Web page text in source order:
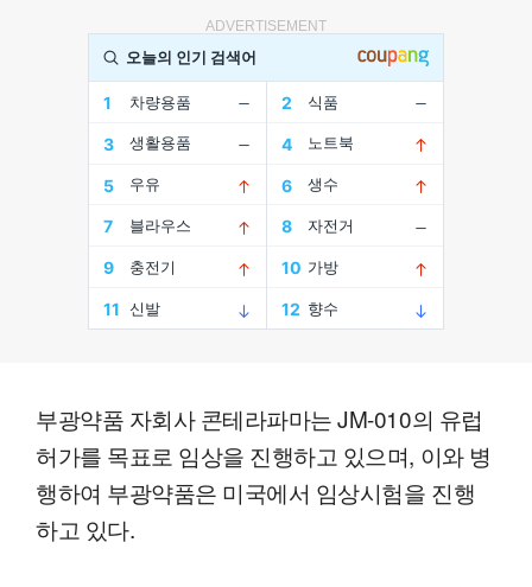
ADVERTISEMENT
부광약품 자회사 콘테라파마는 JM-010의 유럽
허가를 목표로 임상을 진행하고 있으며, 이와 병
행하여 부광약품은 미국에서 임상시험을 진행
하고 있다.